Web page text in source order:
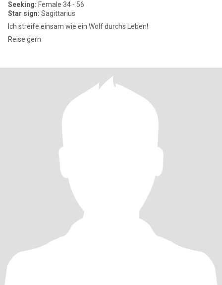
Seeking: Female 34 - 56
Star sign: Sagittarius
Ich streife einsam wie ein Wolf durchs Leben!
Reise gern